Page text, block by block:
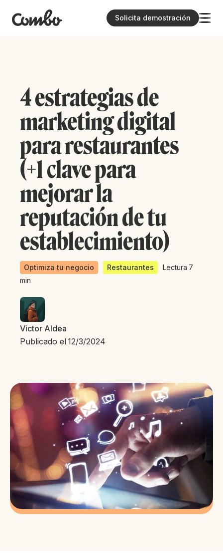
Solicita demostración
4 estrategias de
marketing digital
para restaurantes
(+1 clave para
mejorar la
reputación de tu
establecimiento)
Optimiza tu negocio Restaurantes Lectura 7
min
Victor Aldea
Publicado el12/3/2024